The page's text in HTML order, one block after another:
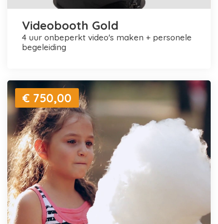
Videobooth Gold
4 uur onbeperkt video's maken + personele
begeleiding
€ 750,00